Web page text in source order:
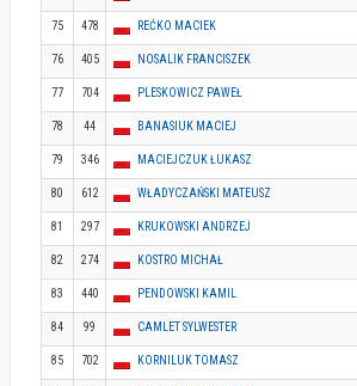
75 478 REĆKO MACIEK
76 405 NOSALIK FRANCISZEK
77 704 PLESKOWICZ PAWEŁ
78 44 BANASIUK MACIEJ
79 346 MACIEJCZUK ŁUKASZ
80 612 WŁADYCZAŃSKI MATEUSZ
81 297 KRUKOWSKI ANDRZEJ
82 274 KOSTRO MICHAŁ
83 440 PENDOWSKI KAMIL
84 99 CAMLET SYLWESTER
85 702 KORNILUK TOMASZ